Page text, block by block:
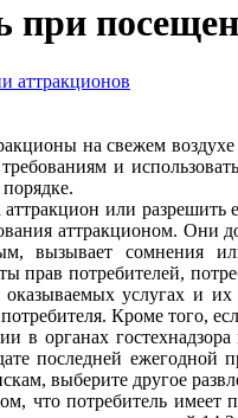
при
на свежем
и
или разрешить
аттракционом.
вызывает сомнения
прав потребителей,
услугах и их
Кроме того,
в органах
последней
выберите другое
что потребитель